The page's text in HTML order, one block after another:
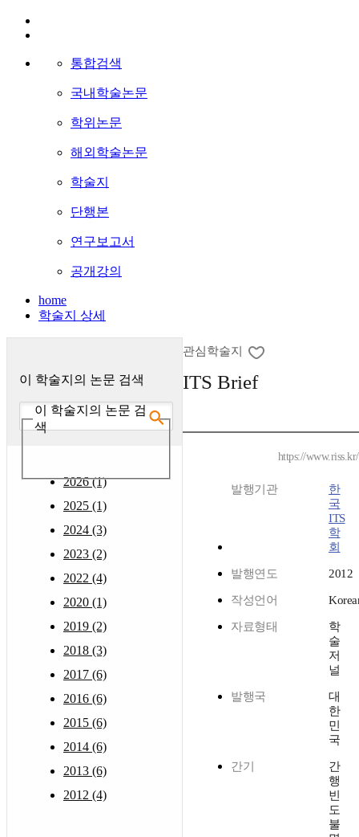
통합검색
국내학술논문
학위논문
해외학술논문
학술지
단행본
연구보고서
공개강의
home
학술지 상세
이 학술지의 논문 검색
이 학술지의 논문 검
색
2026 (1)
2025 (1)
2024 (3)
2023 (2)
2022 (4)
2020 (1)
2019 (2)
2018 (3)
2017 (6)
2016 (6)
2015 (6)
2014 (6)
2013 (6)
2012 (4)
관심학술지
ITS Brief
https://
발행기관
한
국
ITS
학
회
발행연도 2012
작성언어
자료형태
학
술
저
널
발행국
대
한
민
국
간기
간
행
빈
도
불